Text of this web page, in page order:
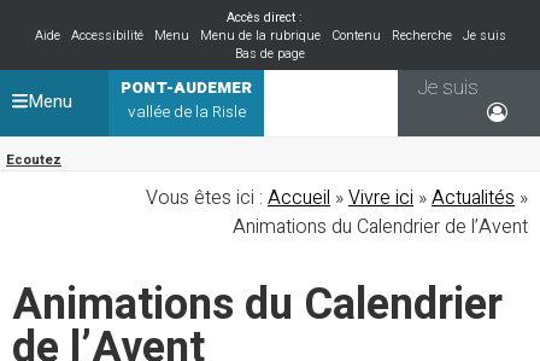
Accès direct :
Aide
Accessibilité Menu Menu de la rubrique Contenu Recherche
Je suis
Bas de page
PONT-AUDEMER
vallée de la Risle
Ecoutez
Je suis
Menu
Vous êtes ici : Accueil »Vivre ici »Actualités »
Animations du Calendrier de l’Avent
Animations du Calendrier
de l’Avent